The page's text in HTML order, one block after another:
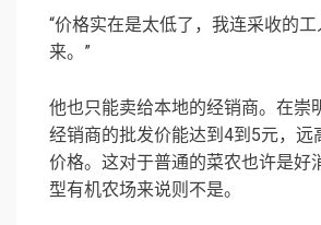
“价格实在是太低了，我连采收的
来。”
他也只能卖给本地的经销商。在崇
经销商的批发价能达到4到5元，远
价格。这对于普通的菜农也许是好
型有机农场来说则不是。